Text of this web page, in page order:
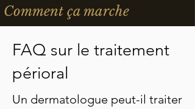
Comment ça marche
FAQ sur le traitement
périoral
Un dermatologue peut-il traiter